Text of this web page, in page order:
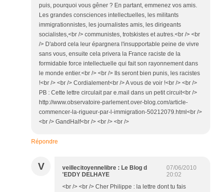
puis, pourquoi vous gêner ? En partant, emmenez vos amis.
Les grandes consciences intellectuelles, les militants
immigrationnistes, les journalistes amis, les dirigeants
socialistes,<br /> communistes, trotskistes et autres.<br /> <br
/> D'abord cela leur épargnera l'insupportable peine de vivre
sans vous, ensuite cela privera la France raciste de la
formidable force intellectuelle qui fait son rayonnement dans
le monde entier.<br /> <br /> Ils seront bien punis, les racistes
!<br /> <br /> Cordialement<br /> A vous de voir !<br /> <br />
PB : Cette lettre circulait par e.mail dans un petit circuit<br />
http://www.observatoire-parlement.over-blog.com/article-
commencer-la-rigueur-par-l-immigration-50212079.html<br />
<br /> GandHalf<br /> <br /> <br />
Répondre
V
veillecitoyennelibre : Le Blog d
'EDDY DELHAYE
07/06/2010
20:02
<br /> <br /> Cher Philippe : la lettre dont tu fais